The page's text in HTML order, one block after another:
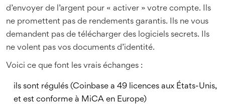
d’envoyer de l’argent pour « activer » votre compte. Ils
ne promettent pas de rendements garantis. Ils ne vous
demandent pas de télécharger des logiciels secrets. Ils
ne volent pas vos documents d’identité.
Voici ce que font les vrais échanges :
ils sont régulés (Coinbase a 49 licences aux États-Unis,
et est conforme à MiCA en Europe)